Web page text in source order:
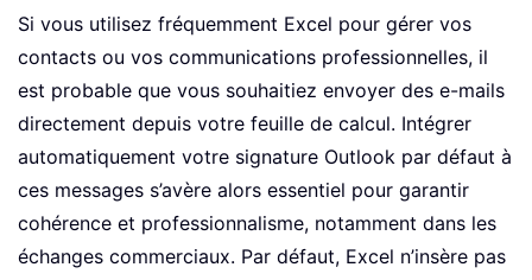
Si vous utilisez fréquemment Excel pour gérer vos
contacts ou vos communications professionnelles, il
est probable que vous souhaitiez envoyer des e-mails
directement depuis votre feuille de calcul. Intégrer
automatiquement votre signature Outlook par défaut à
ces messages s’avère alors essentiel pour garantir
cohérence et professionnalisme, notamment dans les
échanges commerciaux. Par défaut, Excel n’insère pas